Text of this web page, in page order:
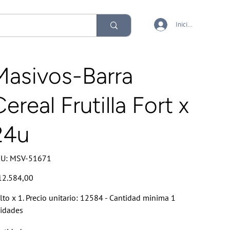
Iniciar sesión
Barra
Frutilla Fort x
SKU
MSV-
MSV-51671
x 1. Precio unitario: 12584 - Cantidad minima 1